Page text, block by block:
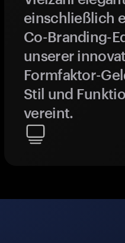
einschließlich
Co-Branding-
unserer
Formfaktor-
Stil und
vereint.